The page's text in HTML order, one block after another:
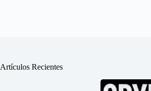
Artículos Recientes